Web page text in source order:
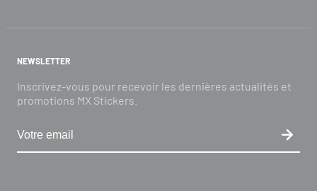
NEWSLETTER
Inscrivez-vous pour recevoir les dernières actualités et
promotions MX Stickers.